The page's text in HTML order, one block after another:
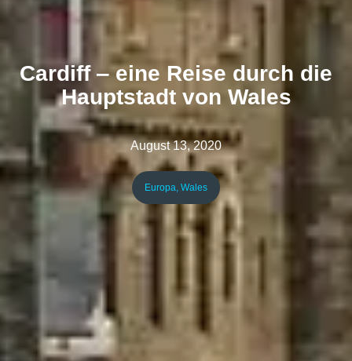
Cardiff ‒ eine Reise durch die
Hauptstadt von Wales
August 13, 2020
Europa, Wales